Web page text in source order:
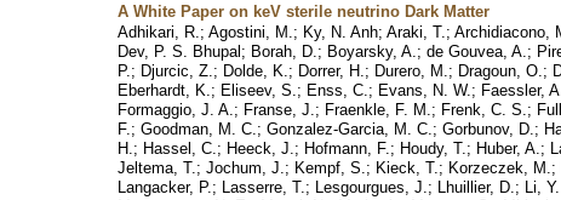
A White Paper on keV sterile neutrino Dark Matter
Adhikari, R. ; Agostini, M. ; Ky, N. Anh; Araki, T. ; Archidiacono,
Dev, P. S. Bhupal; Borah, D. ; Boyarsky, A. ; de Gouvea, A. ;
P. ; Djurcic, Z. ; Dolde, K. ; Dorrer, H. ; Durero, M. ; Dragoun, O. ;
Eberhardt, K. ; Eliseev, S. ; Enss, C. ; Evans, N. W. ; Faessler, A.
Formaggio, J. A. ; Franse, J. ; Fraenkle, F. M. ; Frenk, C. S. ;
F. ; Goodman, M. C. ; Gonzalez-Garcia, M. C. ; Gorbunov, D. ;
H. ; Hassel, C. ; Heeck, J. ; Hofmann, F. ; Houdy, T. ; Huber, A. ;
Jeltema, T. ; Jochum, J. ; Kempf, S. ; Kieck, T. ; Korzeczek, M. ;
Langacker, P. ; Lasserre, T. ; Lesgourgues, J. ; Lhuillier, D. ; Li, Y.